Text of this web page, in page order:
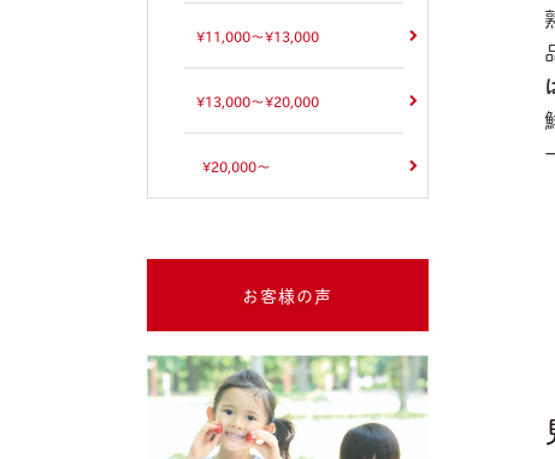
¥11,000～¥13,000
¥13,000～¥20,000
¥20,000～
お客様の声